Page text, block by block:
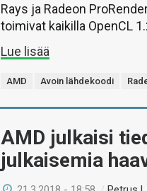
Rays ja Radeon
toimivat kaikilla OpenCL
Lue lisää
AMD Avoin lähdekoodi
AMD julkaisi
julkaisemia